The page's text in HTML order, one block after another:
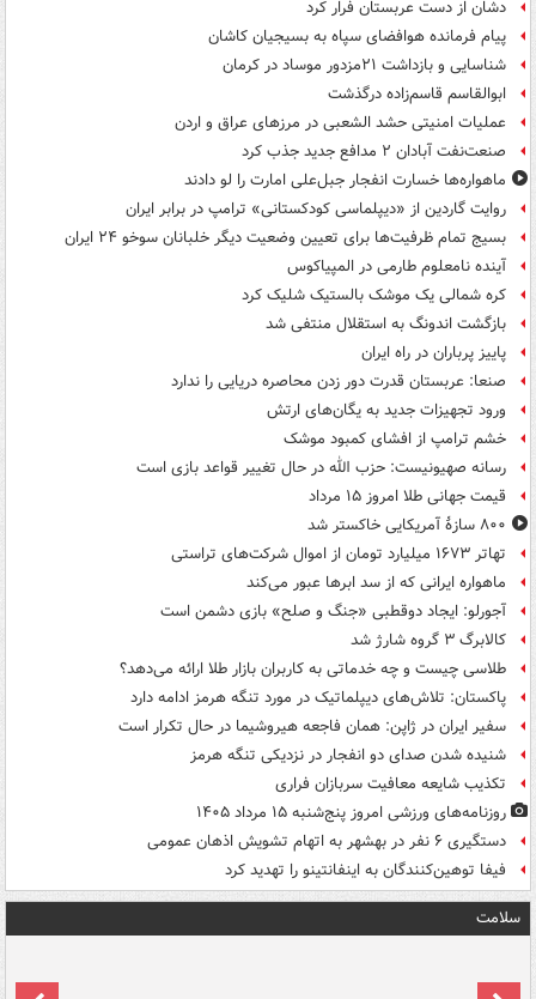
دشان از دست عربستان فرار کرد
پیام فرمانده هوافضای سپاه به بسیجیان کاشان
شناسایی و بازداشت ۲۱مزدور موساد در کرمان
ابوالقاسم قاسم‌زاده درگذشت
عملیات امنیتی حشد الشعبی در مرزهای عراق و اردن
صنعت‌نفت آبادان ۲ مدافع جدید جذب کرد
ماهواره‌ها خسارت انفجار جبل‌علی امارت را لو دادند
روایت گاردین از «دیپلماسی کودکستانی» ترامپ در برابر ایران
بسیج تمام ظرفیت‌ها برای تعیین وضعیت دیگر خلبانان سوخو ۲۴ ایران
آینده نامعلوم طارمی در المپیاکوس
کره شمالی یک موشک بالستیک شلیک کرد
بازگشت اندونگ به استقلال منتفی شد
پاییز پرباران در راه ایران
صنعا: عربستان قدرت دور زدن محاصره دریایی را ندارد
ورود تجهیزات جدید به یگان‌های ارتش
خشم ترامپ از افشای کمبود موشک
رسانه صهیونیست: حزب الله در حال تغییر قواعد بازی است
قیمت جهانی طلا امروز ۱۵ مرداد
۸۰۰ سازۀ آمریکایی خاکستر شد
تهاتر ۱۶۷۳ میلیارد تومان از اموال شرکت‌های تراستی
ماهواره ایرانی که از سد ابرها عبور می‌کند
آجورلو: ایجاد دوقطبی «جنگ و صلح‌» بازی دشمن است
کالابرگ ۳ گروه شارژ شد
طلاسی چیست و چه خدماتی به کاربران بازار طلا ارائه می‌دهد؟
پاکستان: تلاش‌های دیپلماتیک در مورد تنگه هرمز ادامه دارد
سفیر ایران در ژاپن: همان فاجعه هیروشیما در حال تکرار است
شنیده شدن صدای دو انفجار در نزدیکی تنگه هرمز
تکذیب شایعه معافیت سربازان فراری
روزنامه‌های ورزشی امروز پنج‌شنبه ۱۵ مرداد ۱۴۰۵
دستگیری ۶ نفر در بهشهر به اتهام تشویش اذهان عمومی
فیفا توهین‌کنندگان به اینفانتینو را تهدید کرد
سلامت